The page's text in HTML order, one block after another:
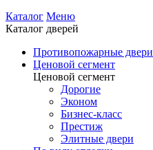
Каталог Меню
Каталог дверей
Противопожарные двери
Ценовой сегмент
Ценовой сегмент
Дорогие
Эконом
Бизнес-класс
Престиж
Элитные двери